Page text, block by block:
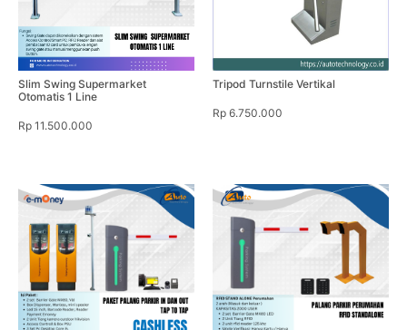
Slim Swing Supermarket
Otomatis 1 Line
Rp 11.500.000
Tripod Turnstile Vertikal
Rp 6.750.000